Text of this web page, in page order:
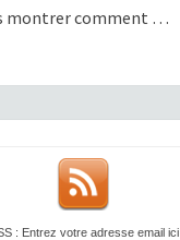
montrer comment …
: Entrez votre adresse email ici